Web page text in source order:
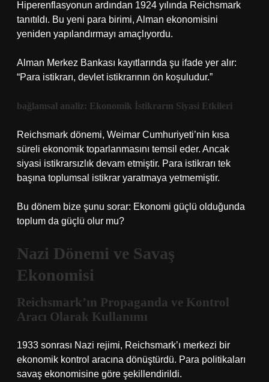
Hiperenflasyonun ardından 1924 yılında Reichsmark
tanıtıldı. Bu yeni para birimi, Alman ekonomisini
yeniden yapılandırmayı amaçlıyordu.
Alman Merkez Bankası kayıtlarında şu ifade yer alır:
“Para istikrarı, devlet istikrarının ön koşuludur.”
bağlamsal analiz: Ekonomik İstikrarın Siyasi Etkileri
Reichsmark dönemi, Weimar Cumhuriyeti’nin kısa
süreli ekonomik toparlanmasını temsil eder. Ancak
siyasi istikrarsızlık devam etmiştir. Para istikrarı tek
başına toplumsal istikrar yaratmaya yetmemiştir.
Bu dönem bize şunu sorar: Ekonomi güçlü olduğunda
toplum da güçlü olur mu?
Nazi Dönemi ve Savaş
Ekonomisi
Reichsmark’ın Propaganda ve Kontrol
Aracı Olarak Kullanımı
1933 sonrası Nazi rejimi, Reichsmark’ı merkezi bir
ekonomik kontrol aracına dönüştürdü. Para politikaları
savaş ekonomisine göre şekillendirildi.